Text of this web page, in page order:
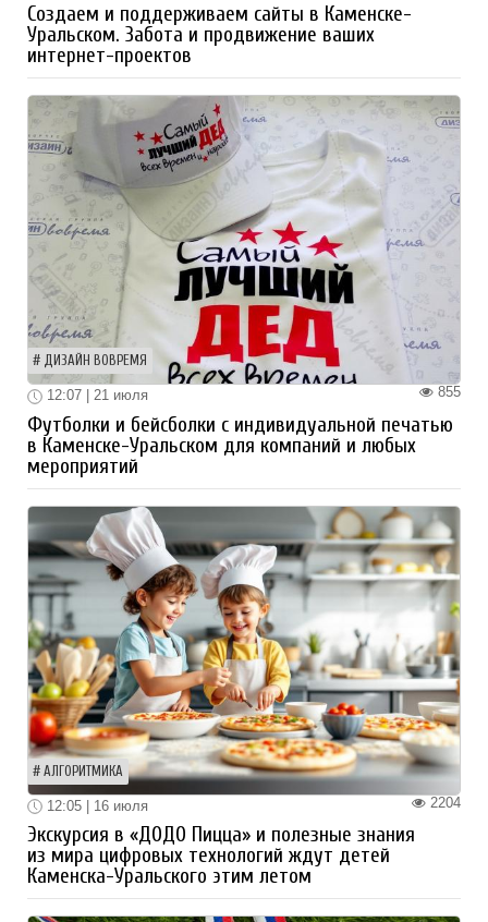
Создаем и поддерживаем сайты в Каменске-
Уральском. Забота и продвижение ваших
интернет-проектов
ДИЗАЙН ВОВРЕМЯ
855
12:07 | 21 июля
Футболки и бейсболки с индивидуальной печатью
в Каменске-Уральском для компаний и любых
мероприятий
АЛГОРИТМИКА
2204
12:05 | 16 июля
Экскурсия в «ДОДО Пицца» и полезные знания
из мира цифровых технологий ждут детей
Каменска-Уральского этим летом